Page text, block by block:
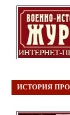
ИСТОРИЯ